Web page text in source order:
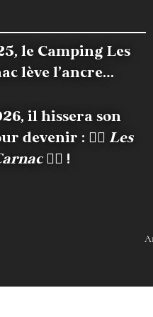
le Camping Les
lève l’ancre…
il hissera son
devenir : 🏴‍☠️ Les
🏴‍☠️ !